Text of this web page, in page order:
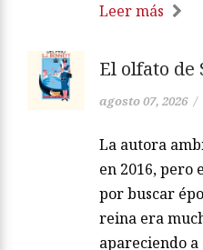
Leer más
El olfato de
agosto 07, 2026 /
La autora
en 2016, pero
por buscar
reina era
apareciendo a